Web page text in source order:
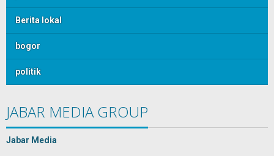
Berita lokal
bogor
politik
JABAR MEDIA GROUP
Jabar Media